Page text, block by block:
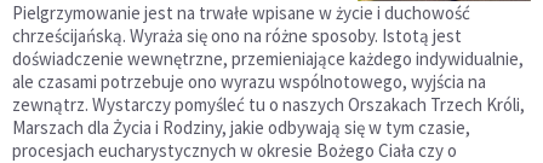
Pielgrzymowanie jest na trwałe wpisane w życie i duchowość
chrześcijańską. Wyraża się ono na różne sposoby. Istotą jest
doświadczenie wewnętrzne, przemieniające każdego indywidualnie,
ale czasami potrzebuje ono wyrazu wspólnotowego, wyjścia na
zewnątrz. Wystarczy pomyśleć tu o naszych Orszakach Trzech Króli,
Marszach dla Życia i Rodziny, jakie odbywają się w tym czasie,
procesjach eucharystycznych w okresie Bożego Ciała czy o